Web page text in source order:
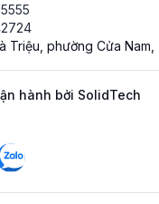
Triệu, phường Cửa Nam,
hành bởi SolidTech